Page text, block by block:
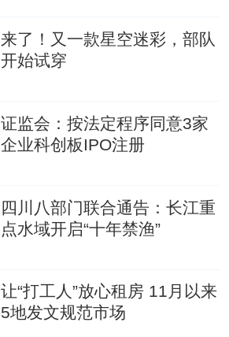
来了！又一款星空迷彩，部队
开始试穿
证监会：按法定程序同意3家
企业科创板IPO注册
四川八部门联合通告：长江重
点水域开启“十年禁渔”
让“打工人”放心租房 11月以来
5地发文规范市场